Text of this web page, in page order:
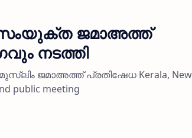
സംയുക്ത ജമാഅത്ത്
നടത്തി
ജമാഅത്ത് പ്രതിഷേധ Kerala,
public meeting